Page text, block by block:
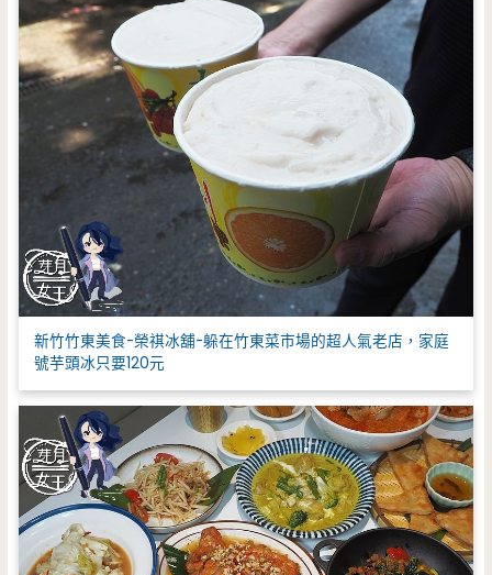
新竹竹東美食-榮祺冰舖-躲在竹東菜市場的超人氣老店，家庭
號芋頭冰只要120元